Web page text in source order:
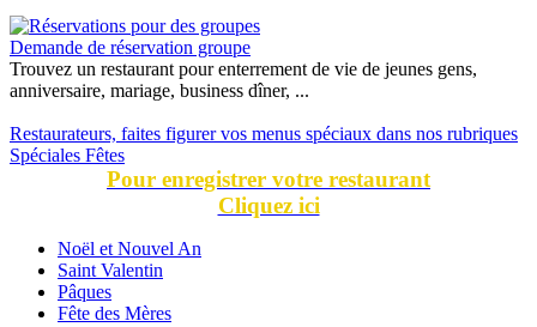
Demande de réservation groupe
Trouvez un restaurant pour enterrement de vie de jeunes gens,
anniversaire, mariage, business dîner, ...
Restaurateurs, faites figurer vos menus spéciaux dans nos rubriques
Spéciales Fêtes
Pour enregistrer votre restaurant
Cliquez ici
Noël et Nouvel An
Saint Valentin
Pâques
Fête des Mères